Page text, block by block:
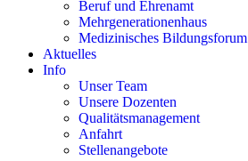
Beruf und Ehrenamt
Mehrgenerationenhaus
Medizinisches Bildungsforum
Aktuelles
Info
Unser Team
Unsere Dozenten
Qualitätsmanagement
Anfahrt
Stellenangebote